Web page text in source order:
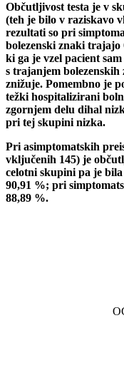
Občutljivost testa je v
(teh je bilo v raziskavo
rezultati so pri
bolezenski znaki
ki ga je vzel pacient
s trajanjem bolezenskih
znižuje. Pomembno je
težki hospitalizirani
zgornjem delu dihal
pri tej skupini nizka.
Pri asimptomatskih
vključenih 145) je
celotni skupini pa je
90,91 %; pri
88,89 %.